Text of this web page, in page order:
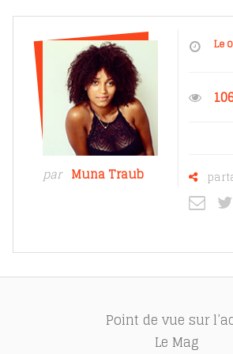
par Muna Traub
Le
Point de vue sur
Le Mag